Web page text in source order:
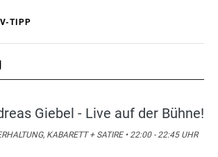
TIPP
Giebel - Live auf der Bühne!
KABARETT + SATIRE • 22:00 - 22:45 UHR